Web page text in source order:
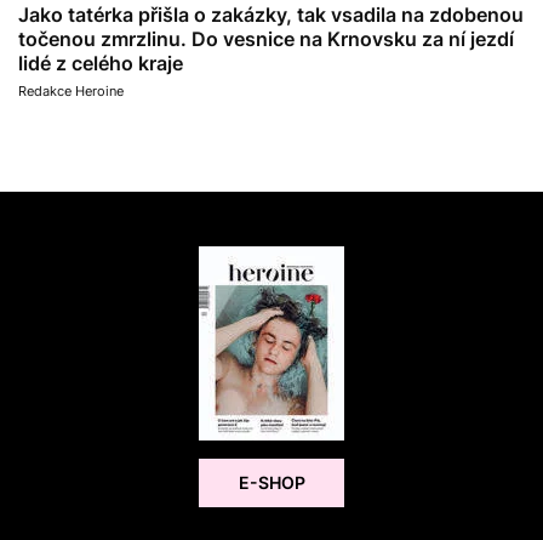
Jako tatérka přišla o zakázky, tak vsadila na zdobenou
točenou zmrzlinu. Do vesnice na Krnovsku za ní jezdí
lidé z celého kraje
Redakce Heroine
E-SHOP